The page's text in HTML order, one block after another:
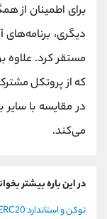
برای اطمینان از
که از پروتکل
در مقایسه با
می‌کند.
در این باره بیشتر
توکن و استاندارد ERC20